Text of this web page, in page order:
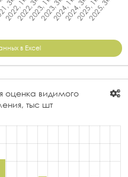
в Excel
видимого
тыс шт